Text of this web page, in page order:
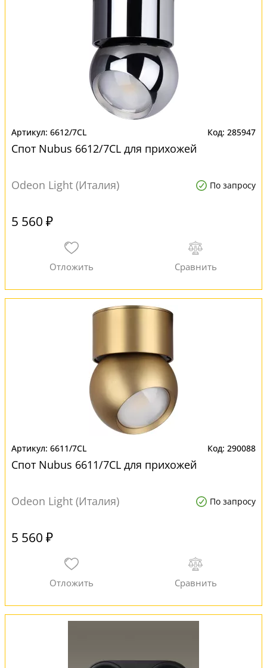
6612/7CL 285947
Спот Nubus 6612/7CL для прихожей
Odeon Light (Италия) По запросу
5 560 ₽
6611/7CL 290088
Спот Nubus 6611/7CL для прихожей
Odeon Light (Италия) По запросу
5 560 ₽